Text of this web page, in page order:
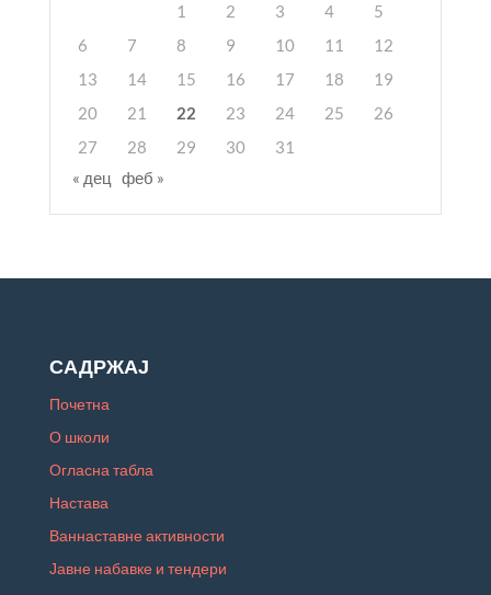
1
2 3 4
5
6
7 8 9 10 11
12
13
14 15 16 17 18
19
20
21 22 23 24 25
26
27
28 29 30
31
« дец феб »
САДРЖАЈ
Почетна
О школи
Огласна табла
Настава
Ваннаставне активности
Јавне набавке и тендери